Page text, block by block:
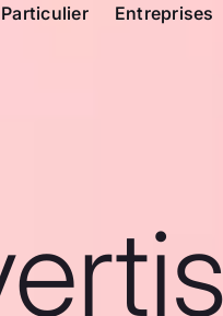
Particulier Entreprises